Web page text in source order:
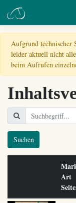
Aufgrund technischer
leider aktuell nicht
beim Aufrufen
Suchen
Art